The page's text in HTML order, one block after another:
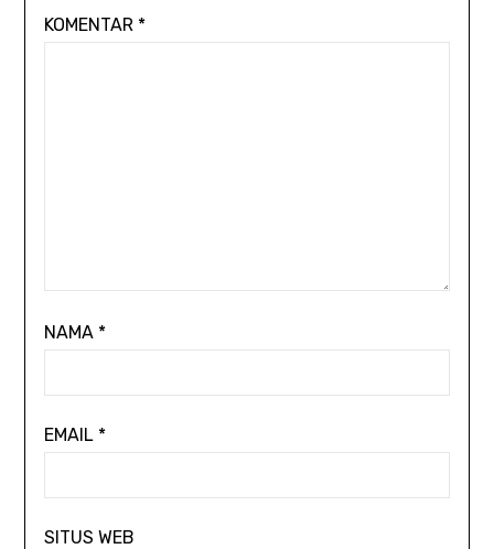
KOMENTAR *
NAMA *
EMAIL *
SITUS WEB